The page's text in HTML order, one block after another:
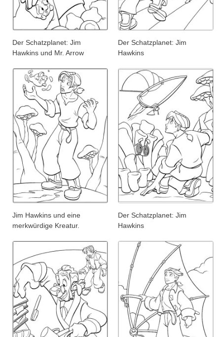
Der Schatzplanet: Jim
Hawkins und Mr. Arrow
Der Schatzplanet: Jim
Hawkins
Jim Hawkins und eine
merkwürdige Kreatur.
Der Schatzplanet: Jim
Hawkins